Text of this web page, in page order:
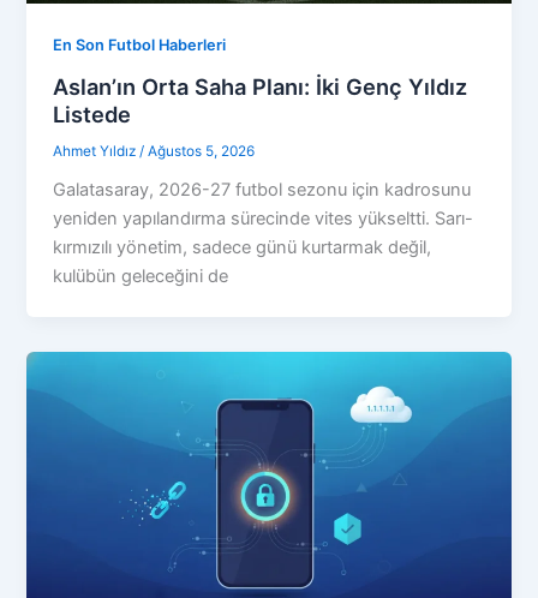
En Son Futbol Haberleri
Aslan’ın Orta Saha Planı: İki Genç Yıldız
Listede
Ahmet Yıldız /Ağustos 5, 2026
Galatasaray, 2026-27 futbol sezonu için kadrosunu
yeniden yapılandırma sürecinde vites yükseltti. Sarı-
kırmızılı yönetim, sadece günü kurtarmak değil,
kulübün geleceğini de